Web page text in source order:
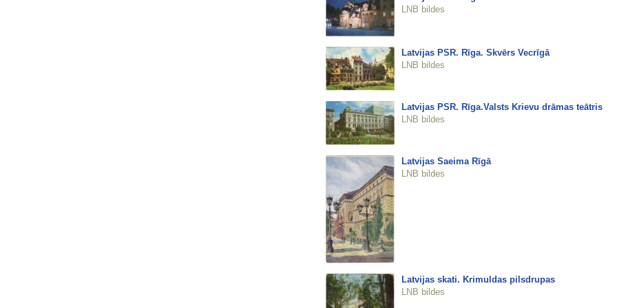
LNB bildes
Latvijas PSR. Rīga. Skvērs Vecrīgā
LNB bildes
Latvijas PSR. Rīga.Valsts Krievu drāmas teātris
LNB bildes
Latvijas Saeima Rīgā
LNB bildes
Latvijas skati. Krimuldas pilsdrupas
LNB bildes